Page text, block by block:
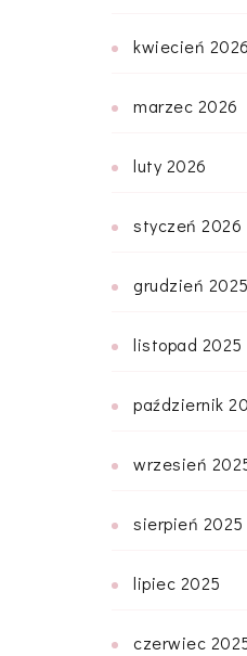
kwiecień 2026
marzec 2026
luty 2026
styczeń 2026
grudzień 2025
listopad 2025
październik
wrzesień
sierpień 2025
lipiec 2025
czerwiec